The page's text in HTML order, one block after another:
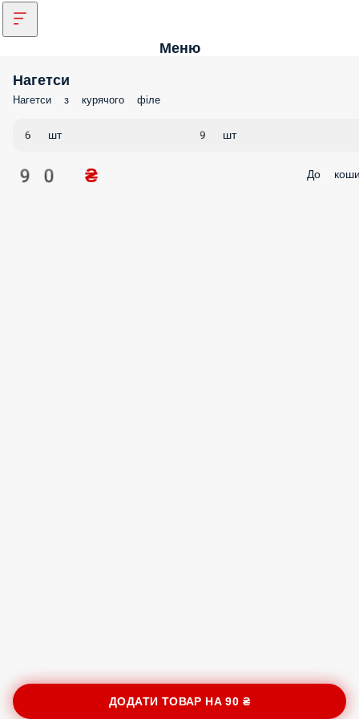
Меню
Нагетси
Нагетси з курячого філе
6 шт 9 шт
90 ₴ До
ДОДАТИ ТОВАР НА90 ₴